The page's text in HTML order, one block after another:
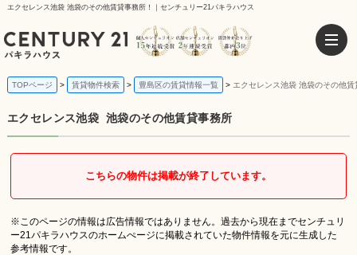
エクセレンス池袋 池袋のその他賃貸事務所！｜センチュリー21パキラハウス
TOPページ 賃貸物件検索 豊島区の賃貸情報一覧 エクセレンス池袋 池袋のその他賃
エクセレンス池袋 池袋のその他賃貸事務所
こちらの物件は掲載が終了しています。
※このページの情報は広告情報ではありません。過去から現在までセンチュリ
ー21パキラハウスのホームぺージに掲載されていた物件情報を元に生成した
参考情報です。